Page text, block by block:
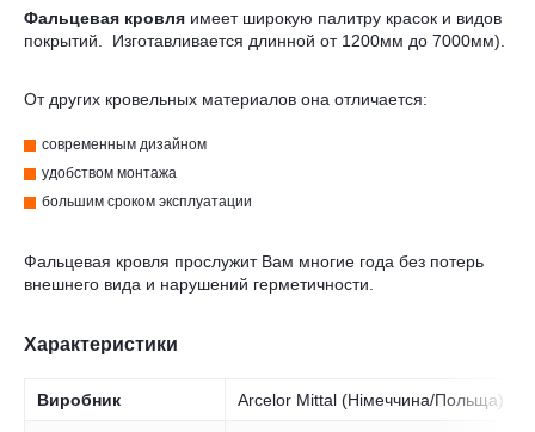
Фальцевая кровля имеет широкую палитру красок и видов
покрытий. Изготавливается длинной от 1200мм до 7000мм).
От других кровельных материалов она отличается:
современным дизайном
удобством монтажа
большим сроком эксплуатации
Фальцевая кровля прослужит Вам многие года без потерь
внешнего вида и нарушений герметичности.
Характеристики
Виробник Arcelor Mittal (Німеччина/Польща)